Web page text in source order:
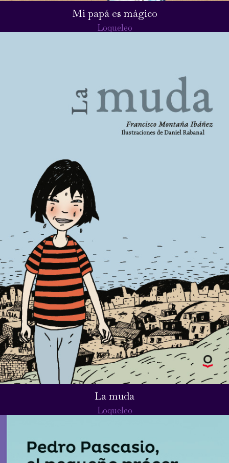
Mi papá es mágico
Loqueleo
La muda
Loqueleo